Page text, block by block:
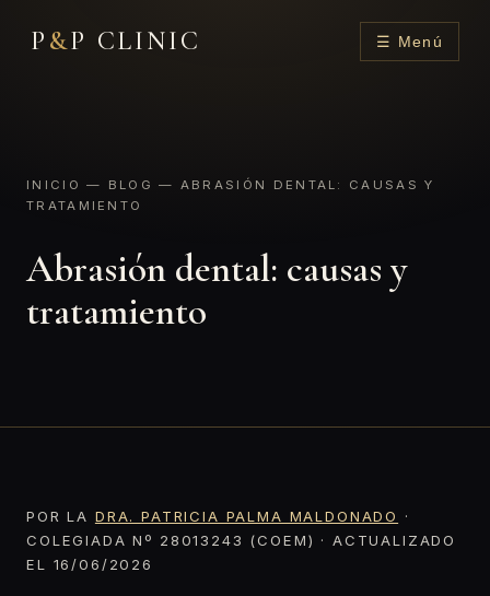
P &P CLINIC ☰ Menú
INICIO — BLOG — ABRASIÓN DENTAL: CAUSAS Y
TRATAMIENTO
Abrasión dental: causas y
tratamiento
POR LA DRA. PATRICIA PALMA MALDONADO
·
COLEGIADA Nº 28013243 (COEM) · ACTUALIZADO
EL 16/06/2026